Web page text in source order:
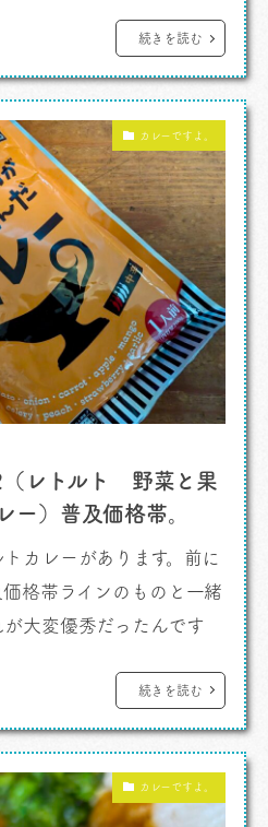
らず36房のラインアッ
います。なんだろうな
ップ」になっていると […]
続きを読む
カレーですよ。
（レトルト 野菜と果
ー）普及価格帯。
カレーがあります。前に
格帯ラインのものと一緒
大変優秀だったんです
いちばんはじめにローレ
がね、おっと思わせま
酸味を感じ、追っかけで
続きを読む
カレーですよ。